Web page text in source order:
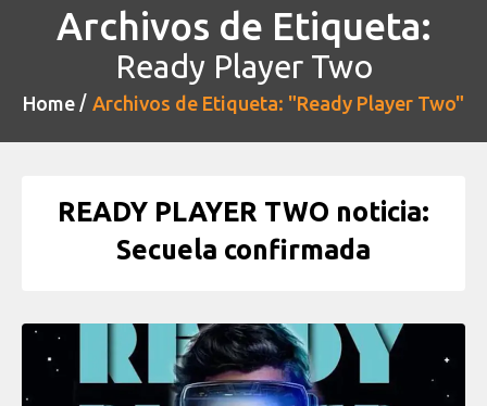
Archivos de Etiqueta:
Ready Player Two
Home Archivos de Etiqueta: "Ready Player Two"
READY PLAYER TWO noticia:
Secuela confirmada